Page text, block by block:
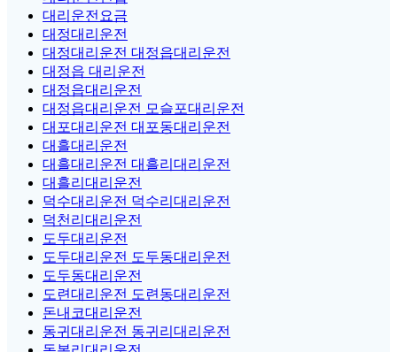
대리운전요금
대정대리운전
대정대리운전 대정읍대리운전
대정읍 대리운전
대정읍대리운전
대정읍대리운전 모슬포대리운전
대포대리운전 대포동대리운전
대흘대리운전
대흘대리운전 대흘리대리운전
대흘리대리운전
덕수대리운전 덕수리대리운전
덕천리대리운전
도두대리운전
도두대리운전 도두동대리운전
도두동대리운전
도련대리운전 도련동대리운전
돈내코대리운전
동귀대리운전 동귀리대리운전